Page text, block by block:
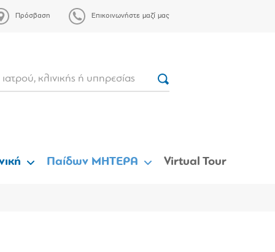
Πρόσβαση Επικοινωνήστε μαζί μας
Παίδων ΜΗΤΕΡΑ Virtual Tour